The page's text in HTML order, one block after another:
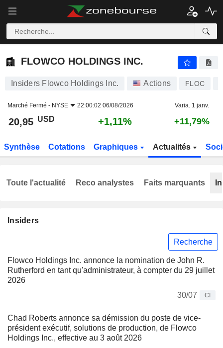
FLOWCO HOLDINGS INC.
FLOWCO HOLDINGS INC.
Insiders Flowco Holdings Inc. Actions FLOC
Marché Fermé - NYSE 22:00:02 06/08/2026 Varia. 1 janv.
20,95 USD +1,11% +11,79%
Synthèse Cotations Graphiques Actualités
Insiders
Recherche
Flowco Holdings Inc. annonce la nomination de John R.
Rutherford en tant qu'administrateur, à compter du 29 juillet
2026
30/07
CI
Chad Roberts annonce sa démission du poste de vice-
président exécutif, solutions de production, de Flowco
Holdings Inc., effective au 3 août 2026
Toute l'actualité Reco analystes Faits marquants